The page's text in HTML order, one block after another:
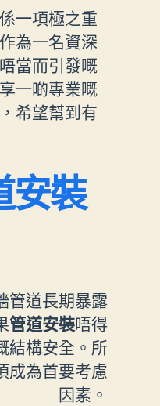
一項極之重
為一名資深
當而引發嘅
一啲專業嘅
希望幫到有
安裝
管道長期暴露
管道安裝唔得
結構安全。所
成為首要考慮
因素。